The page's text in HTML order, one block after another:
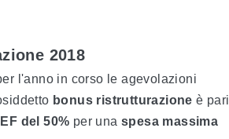
2018
l'anno in corso le agevolazioni
bonus ristrutturazioneè pari
del 50% per unaspesa massima